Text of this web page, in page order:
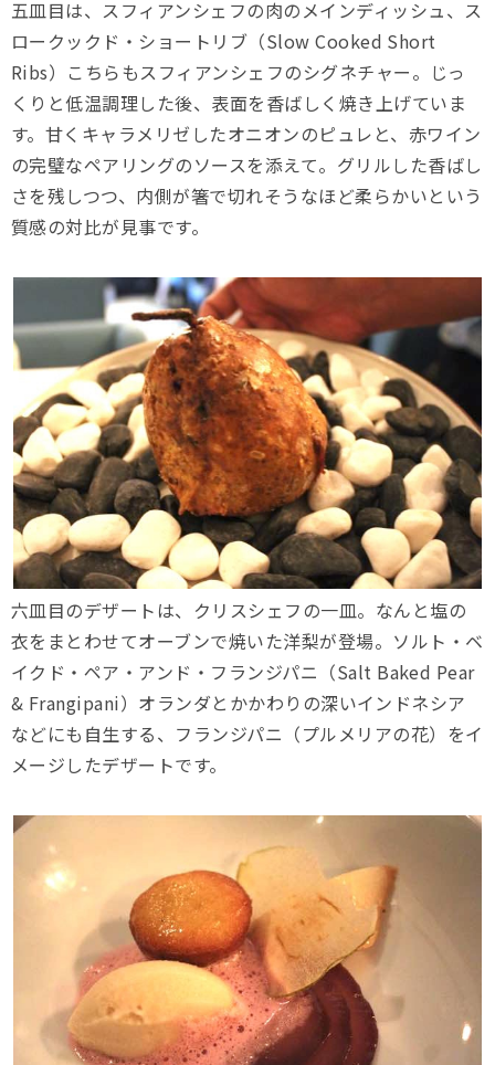
五皿目は、スフィアンシェフの肉のメインディッシュ、ス
ロークックド・ショートリブ（Slow Cooked Short
Ribs）こちらもスフィアンシェフのシグネチャー。じっ
くりと低温調理した後、表面を香ばしく焼き上げていま
す。甘くキャラメリゼしたオニオンのピュレと、赤ワイン
の完璧なペアリングのソースを添えて。グリルした香ばし
さを残しつつ、内側が箸で切れそうなほど柔らかいという
質感の対比が見事です。
六皿目のデザートは、クリスシェフの一皿。なんと塩の
衣をまとわせてオーブンで焼いた洋梨が登場。ソルト・ベ
イクド・ペア・アンド・フランジパニ（Salt Baked Pear
& Frangipani）オランダとかかわりの深いインドネシア
などにも自生する、フランジパニ（プルメリアの花）をイ
メージしたデザートです。